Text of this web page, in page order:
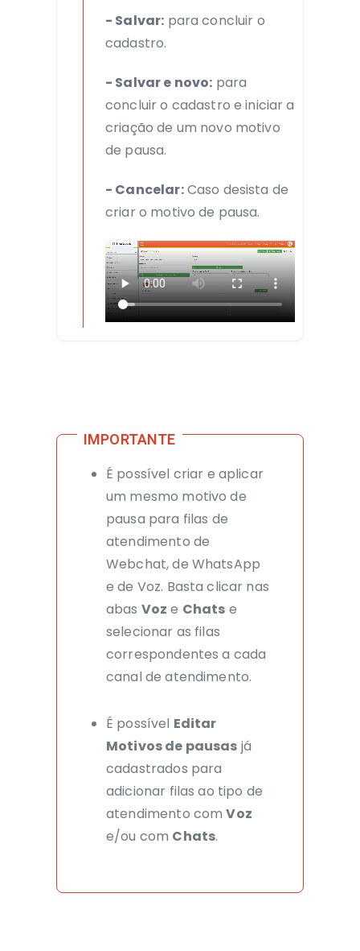
- Salvar: para concluir o
cadastro.
- Salvar e novo: para
concluir o cadastro e iniciar a
criação de um novo motivo
de pausa.
- Cancelar:Caso desista de
criar o motivo de pausa.
É possível criar e aplicar
um mesmo motivo de
pausa para filas de
atendimento de
Webchat, de WhatsApp
e de Voz. Basta clicar nas
abas Voz e Chats e
selecionar as filas
correspondentesa cada
canal de atendimento.
É possível Editar
Motivos de pausas já
cadastrados para
adicionar filas ao tipo de
atendimento comVoz
e/ou com Chats.